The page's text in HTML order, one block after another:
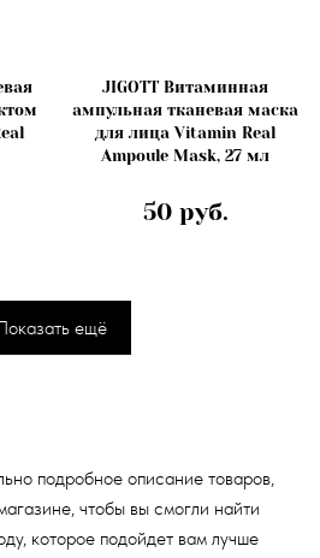
JIGOTT Витаминная
ампульная тканевая маска
для лица Vitamin Real
Ampoule Mask, 27 мл
50 руб.
ещё
подробное описание товаров,
чтобы вы смогли найти
которое подойдет вам лучше